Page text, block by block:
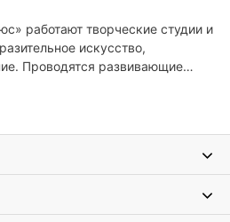
работают творческие студии и
искусство,
Проводятся развивающие
на смекалку. Организуются